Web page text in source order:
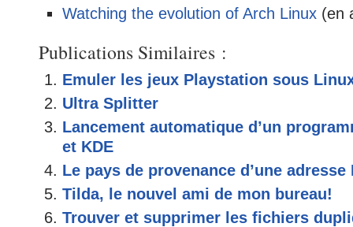
Watching the evolution of Arch Linux (en
Publications Similaires :
Emuler les jeux Playstation sous
Ultra Splitter
Lancement automatique d’un
et KDE
Le pays de provenance d’une adresse
Tilda, le nouvel ami de mon bureau!
Trouver et supprimer les fichiers